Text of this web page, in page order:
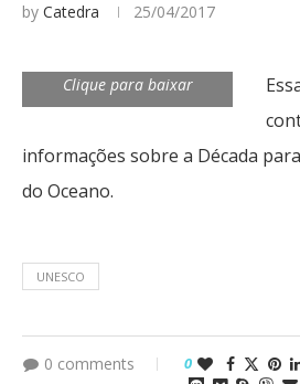
by Catedra 25/04/2017
Clique para baixar
informações sobre a Década
do Oceano.
UNESCO
0 comments 0